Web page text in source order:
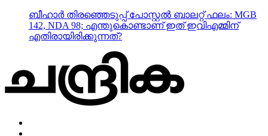
ബീഹാർ തിരഞ്ഞെടുപ്പ് പോസ്റ്റൽ ബാലറ്റ് ഫലം: MGB
142, NDA 98; എന്തുകൊണ്ടാണ് ഇത് ഇവിഎമ്മിന്
എതിരായിരിക്കുന്നത്?